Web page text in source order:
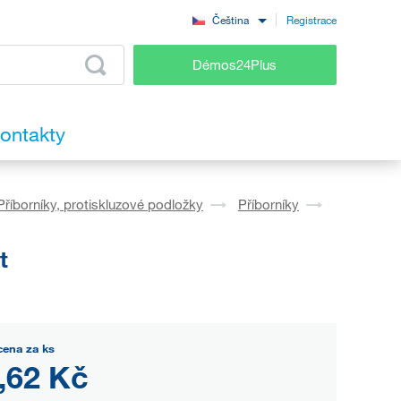
Čeština Registrace
Démos24Plus
protiskluzové podložky Příborníky
za ks
Kč